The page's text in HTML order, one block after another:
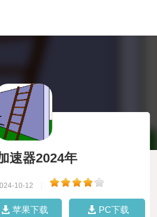
速器2024年
10-12
苹果下载 PC下载